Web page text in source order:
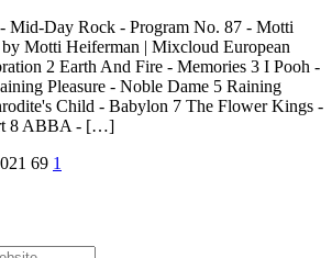
Mid-Day Rock - Program No. 87 - Motti
Motti Heiferman | Mixcloud European
2 Earth And Fire - Memories 3 I Pooh -
Pleasure - Noble Dame 5 Raining
Child - Babylon 7 The Flower Kings -
8 ABBA - […]
69 1